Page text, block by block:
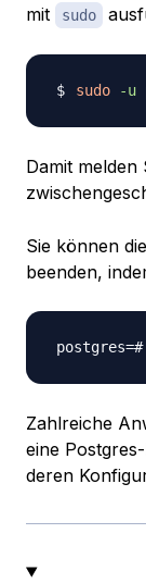
mit
sudo
sudo -u
Damit melden
Sie können
beenden,
Zahlreiche
eine
deren